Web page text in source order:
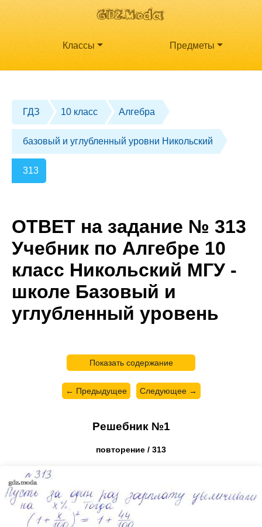
Классы Предметы
ГДЗ 10 класс Алгебра
базовый и углубленный уровни Никольский
313
ОТВЕТ на задание № 313
Учебник по Алгебре 10
класс Никольский МГУ -
школе Базовый и
углубленный уровень
Показать содержание
← Предыдущее Следующее →
Решебник №1
повторение / 313